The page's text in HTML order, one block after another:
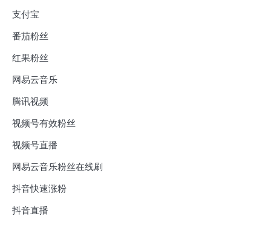
支付宝
番茄粉丝
红果粉丝
网易云音乐
腾讯视频
视频号有效粉丝
视频号直播
网易云音乐粉丝在线刷
抖音快速涨粉
抖音直播